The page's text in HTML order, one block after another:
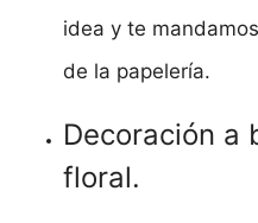
idea y te
de la papelería.
Decoración a
floral.